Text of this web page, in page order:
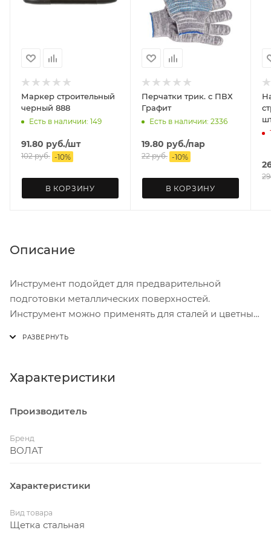
Маркер строительный
черный 888
Есть в наличии: 149
91.80 руб./шт
102руб. -10%
В КОРЗИНУ
Перчатки трик. с ПВХ
Графит
Есть в наличии: 2336
19.80 руб./пар
22руб. -10%
В КОРЗИНУ
Описание
Инструмент подойдет для предварительной
подготовки металлических поверхностей.
Инструмент можно применять для сталей и цветных
Характеристики
Производитель
Бренд
ВОЛАТ
Характеристики
Вид товара
Щетка стальная